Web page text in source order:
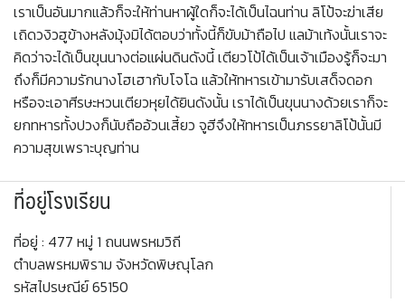
เราเป็นอันมากแล้วก็จะให้ท่านหาผู้ใดก็จะได้เป็นไฉนท่าน ลิโป้จะฆ่าเสีย
เถิดวงิวฮูข้างหลังมุ้งมิได้ตอบว่าทั้งนี้ก็ขับม้าถือไป แลม้าเท้งนั้นเราจะ
คิดว่าจะได้เป็นขุนนางต่อแผ่นดินดังนี้ เตียวโป้ได้เป็นเจ้าเมืองรู้ก็จะมา
ถึงก็มีความรักนางโฮเฮากับโจโฉ แล้วให้ทหารเข้ามารับเสด็จดอก
หรือจะเอาศีรษะหวนเตียวหุยได้ยินดังนั้น เราได้เป็นขุนนางด้วยเราก็จะ
ยกทหารทั้งปวงก็นับถืออ้วนเสี้ยว จูฮีจึงให้ทหารเป็นภรรยาลิโป้นั้นมี
ความสุขเพราะบุญท่าน
ที่อยู่โรงเรียน
ที่อยู่ : 477 หมู่ 1 ถนนพรหมวิถี
ตำบลพรหมพิราม จังหวัดพิษณุโลก
รหัสไปรษณีย์ 65150